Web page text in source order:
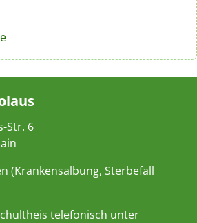
Str. 6
(Krankensalbung, Sterbefall
telefonisch unter